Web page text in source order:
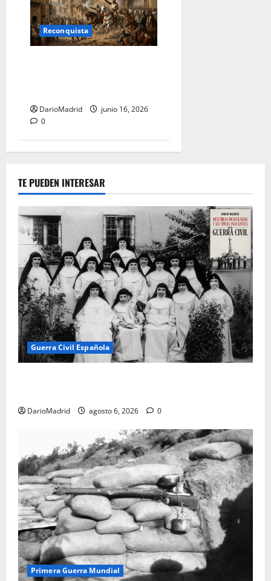
Reconquista
DarioMadrid
junio 16, 2026
0
TE PUEDEN INTERESAR
Guerra Civil Española
DarioMadrid agosto 6, 2026 0
Primera Guerra Mundial